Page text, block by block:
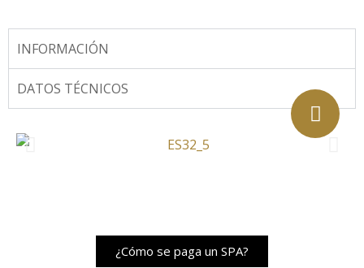
INFORMACIÓN
DATOS TÉCNICOS
¿Cómo se paga un SPA?